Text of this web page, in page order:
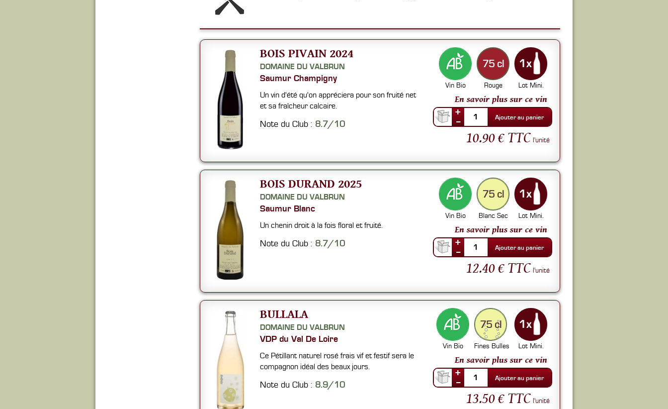
BOIS PIVAIN 2024
DOMAINE DU VALBRUN
Saumur Champigny
Un vin d'été qu'on appréciera pour son fruité net
et sa fraîcheur calcaire.
Note du Club : 8.7/10
Vin Bio
75 cl
Rouge Lot Mini.
En savoir plus sur ce vin
+
--
1 Ajouter au panier
10.90 € TTC l'unité
BOIS DURAND 2025
DOMAINE DU VALBRUN
Saumur Blanc
Un chenin droit à la fois floral et fruité.
Note du Club : 8.7/10
Vin Bio
75 cl
Blanc Sec Lot Mini.
En savoir plus sur ce vin
+
--
1 Ajouter au panier
12.40 € TTC l'unité
BULLALA
DOMAINE DU VALBRUN
VDP du Val De Loire
Ce Pétillant naturel rosé frais vif et festif sera le
compagnon idéal des beaux jours.
Note du Club : 8.9/10
Vin Bio
75 cl
Fines Bulles Lot Mini.
En savoir plus sur ce vin
+
--
1 Ajouter au panier
13.50 € TTC l'unité